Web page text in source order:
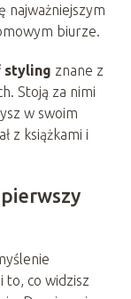
najważniejszym
biurze.
styling znane z
Stoją za nimi
w swoim
z książkami i
to, co widzisz